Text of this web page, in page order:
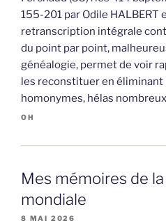
155-201 par Odile HALBERT
retranscription intégrale
du point par point,
généalogie, permet de voir
les reconstituer en éliminant
homonymes, hélas
OH
Mes mémoires de
mondiale
8 MAI 2026